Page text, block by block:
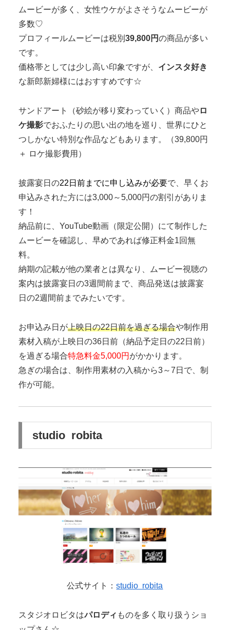
ムービーが多く、女性ウケがよさそうなムービーが
多数♡
プロフィールムービーは税別39,800円の商品が多い
です。
価格帯としては少し高い印象ですが、 インスタ好き
な新郎新婦様にはおすすめです☆
サンドアート（砂絵が移り変わっていく）商品やロ
ケ撮影でおふたりの思い出の地を巡り、世界にひと
つしかない特別な作品などもあります。（39,800円
＋ ロケ撮影費用）
披露宴日の22日前までに申し込みが必要で、早くお
申込みされた方には3,000～5,000円の割引がありま
す！
納品前に、YouTube動画（限定公開）にて制作した
ムービーを確認し、早めであれば修正料金1回無
料。
納期の記載が他の業者とは異なり、ムービー視聴の
案内は披露宴日の3週間前まで、商品発送は披露宴
日の2週間前までみたいです。
お申込み日が上映日の22日前を過ぎる場合や制作用
素材入稿が上映日の36日前（納品予定日の22日前）
を過ぎる場合特急料金5,000円 がかかります。
急ぎの場合は、制作用素材の入稿から3～7日で、制
作が可能。
studio robita
公式サイト：studio robita
スタジオロビタはパロディ ものを多く取り扱うショ